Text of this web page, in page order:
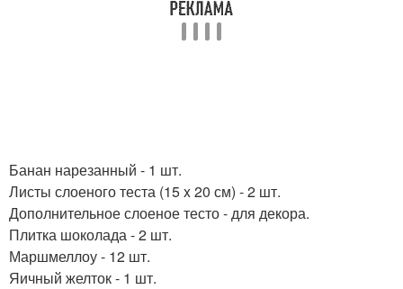
Банан нарезанный - 1 шт.
Листы слоеного теста (15 x 20 см) - 2 шт.
Дополнительное слоеное тесто - для декора.
Плитка шоколада - 2 шт.
Маршмеллоу - 12 шт.
Яичный желток - 1 шт.